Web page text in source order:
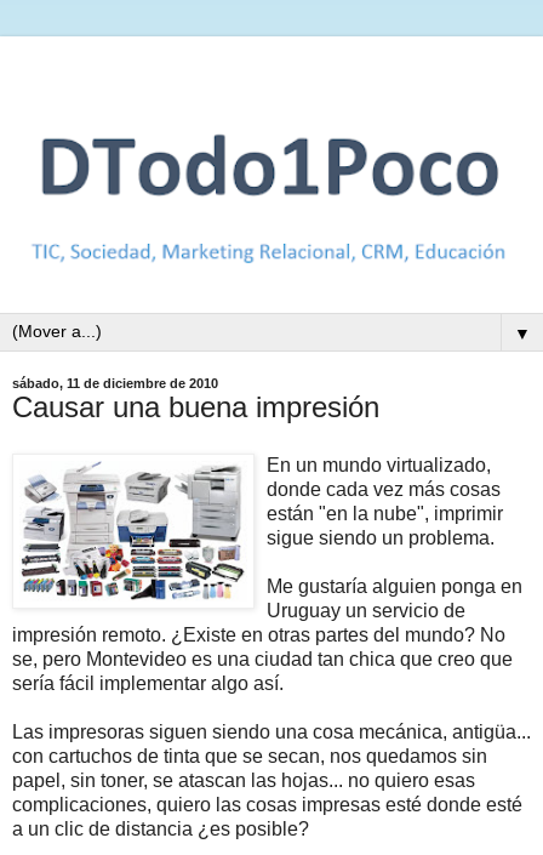
▼
sábado, 11 de diciembre de 2010
Causar una buena impresión
En un mundo virtualizado,
donde cada vez más cosas
están "en la nube", imprimir
sigue siendo un problema.
Me gustaría alguien ponga en
Uruguay un servicio de
impresión remoto. ¿Existe en otras partes del mundo? No
se, pero Montevideo es una ciudad tan chica que creo que
sería fácil implementar algo así.
Las impresoras siguen siendo una cosa mecánica, antigüa...
con cartuchos de tinta que se secan, nos quedamos sin
papel, sin toner, se atascan las hojas... no quiero esas
complicaciones, quiero las cosas impresas esté donde esté
a un clic de distancia ¿es posible?